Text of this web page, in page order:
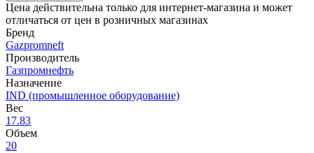
Цена действительна только для интернет-магазина и может
отличаться от цен в розничных магазинах
Бренд
Gazpromneft
Производитель
Газпромнефть
Назначение
IND (промышленное оборудование)
Вес
17.83
Объем
20